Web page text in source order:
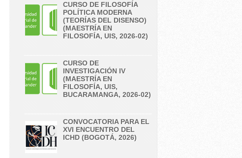
CURSO DE FILOSOFÍA
POLÍTICA MODERNA
(TEORÍAS DEL DISENSO)
(MAESTRÍA EN
FILOSOFÍA, UIS, 2026-02)
CURSO DE
INVESTIGACIÓN IV
(MAESTRÍA EN
FILOSOFÍA, UIS,
BUCARAMANGA, 2026-02)
CONVOCATORIA PARA EL
XVI ENCUENTRO DEL
ICHD (BOGOTÁ, 2026)